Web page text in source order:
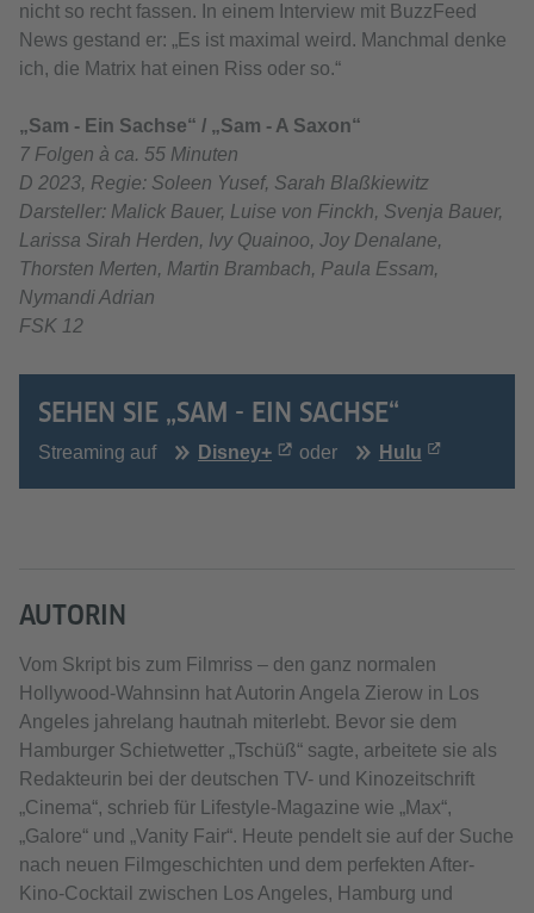
nicht so recht fassen. In einem Interview mit BuzzFeed
News gestand er: „Es ist maximal weird. Manchmal denke
ich, die Matrix hat einen Riss oder so.“
„Sam - Ein Sachse“ / „Sam - A Saxon“
7 Folgen à ca. 55 Minuten
D 2023, Regie: Soleen Yusef, Sarah Blaßkiewitz
Darsteller: Malick Bauer, Luise von Finckh, Svenja Bauer,
Larissa Sirah Herden, Ivy Quainoo, Joy Denalane,
Thorsten Merten, Martin Brambach, Paula Essam,
Nymandi Adrian
FSK 12
SEHEN SIE „SAM - EIN SACHSE“
Streaming auf Disney+ oder Hulu
AUTORIN
Vom Skript bis zum Filmriss – den ganz normalen
Hollywood-Wahnsinn hat Autorin Angela Zierow in Los
Angeles jahrelang hautnah miterlebt. Bevor sie dem
Hamburger Schietwetter „Tschüß“ sagte, arbeitete sie als
Redakteurin bei der deutschen TV- und Kinozeitschrift
„Cinema“, schrieb für Lifestyle-Magazine wie „Max“,
„Galore“ und „Vanity Fair“. Heute pendelt sie auf der Suche
nach neuen Filmgeschichten und dem perfekten After-
Kino-Cocktail zwischen Los Angeles, Hamburg und